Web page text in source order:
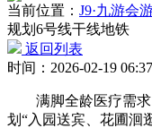
当前位置： J9·九游会
规划6号线干线地铁
返回列表
时间：2026-02-19 06:37
满脚全龄医疗需求
划“入园送宾、花圃洄